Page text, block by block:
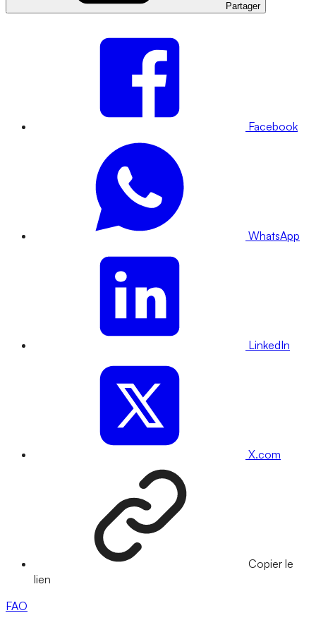
Partager
Facebook
WhatsApp
LinkedIn
X.com
Copier le
lien
FAO